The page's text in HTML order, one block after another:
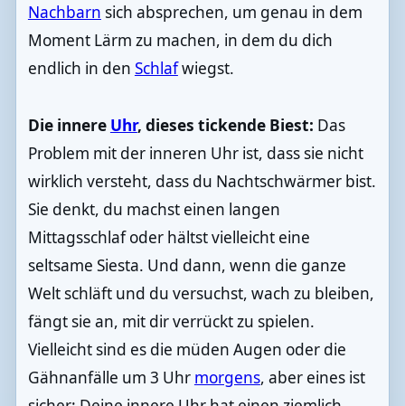
Nachbarn sich absprechen, um genau in dem
Moment Lärm zu machen, in dem du dich
endlich in den Schlafwiegst.
Die innere Uhr, dieses tickende Biest: Das
Problem mit der inneren Uhr ist, dass sie nicht
wirklich versteht, dass du Nachtschwärmer bist.
Sie denkt, du machst einen langen
Mittagsschlaf oder hältst vielleicht eine
seltsame Siesta. Und dann, wenn die ganze
Welt schläft und du versuchst, wach zu bleiben,
fängt sie an, mit dir verrückt zu spielen.
Vielleicht sind es die müden Augen oder die
Gähnanfälle um 3 Uhr morgens, aber eines ist